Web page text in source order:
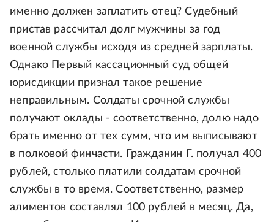
именно должен заплатить отец? Судебный
пристав рассчитал долг мужчины за год
военной службы исходя из средней зарплаты.
Однако Первый кассационный суд общей
юрисдикции признал такое решение
неправильным. Солдаты срочной службы
получают оклады - соответственно, долю надо
брать именно от тех сумм, что им выписывают
в полковой финчасти. Гражданин Г. получал 400
рублей, столько платили солдатам срочной
службы в то время. Соответственно, размер
алиментов составлял 100 рублей в месяц. Да,